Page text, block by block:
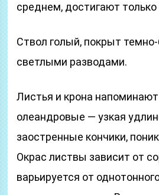
среднем, достигают только
Ствол голый, покрыт
светлыми разводами.
Листья и крона
олеандровые — узкая
заостренные кончики,
Окрас листвы зависит от
варьируется от